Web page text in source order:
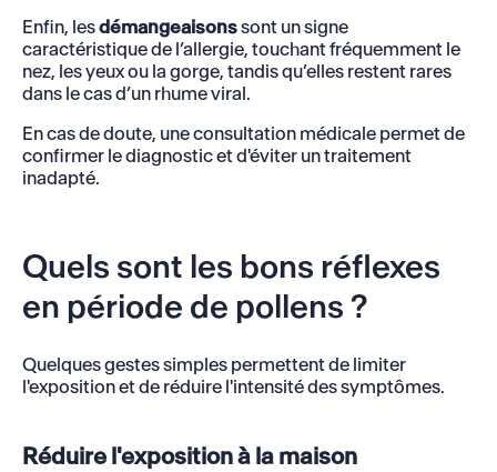
Enfin, lesdémangeaisonssont un signe
caractéristique de l’allergie, touchant fréquemment le
nez, les yeux ou la gorge, tandis qu’elles restent rares
dans le cas d’un rhume viral.
En cas de doute, une consultation médicale permet de
confirmer le diagnostic et d'éviter un traitement
inadapté.
Quels sont les bons réflexes
en période de pollens ?
Quelques gestes simples permettent de limiter
l'exposition et de réduire l'intensité des symptômes.
Réduire l'exposition à la maison